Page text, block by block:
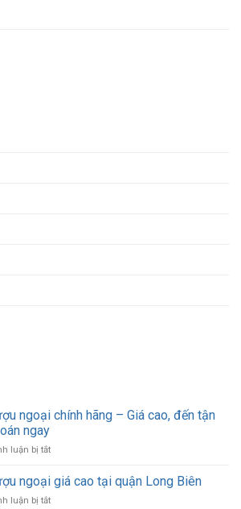
ngoại chính hãng – Giá cao, đến tận
ngay
luận bị tắtở
mua
rượu
ngoại
ngoại giá cao tại quận Long Biên
luận bị tắtở